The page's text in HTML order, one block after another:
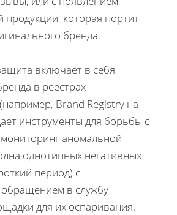
продукции, которая портит
бренда.
включает в себя
в реестрах
Brand Registry на
инструменты для борьбы с
аномальной
однотипных негативных
период) с
в службу
для их оспаривания.